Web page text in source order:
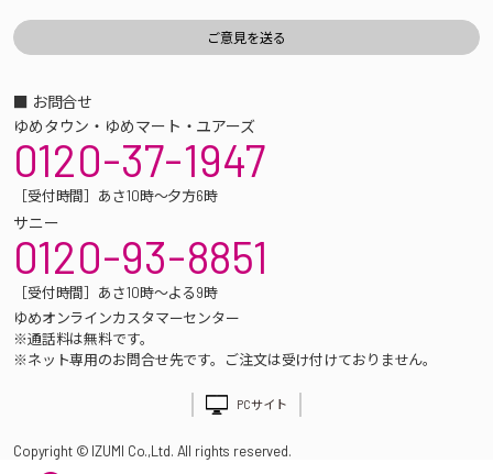
■ お問合せ
ゆめタウン・ゆめマート・ユアーズ
0120-37-1947
［受付時間］あさ10時～夕方6時
サニー
0120-93-8851
［受付時間］あさ10時～よる9時
ゆめオンラインカスタマーセンター
※通話料は無料です。
※ネット専用のお問合せ先です。ご注文は受け付けておりません。
PCサイト
Copyright © IZUMI Co.,Ltd. All rights reserved.